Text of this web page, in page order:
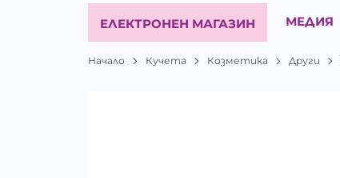
ЕЛЕКТРОНЕН МАГАЗИН МЕДИЯ
Начало Кучета Козметика Други